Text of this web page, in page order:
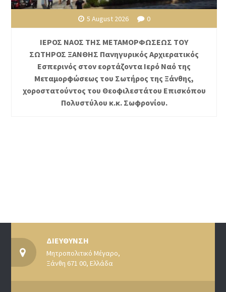
5 August 2026 0
ΙΕΡΟΣ ΝΑΟΣ ΤΗΣ ΜΕΤΑΜΟΡΦΩΣΕΩΣ ΤΟΥ
ΣΩΤΗΡΟΣ ΞΑΝΘΗΣ Πανηγυρικός Αρχιερατικός
Εσπερινός στον εορτάζοντα Ιερό Ναό της
Μεταμορφώσεως του Σωτήρος της Ξάνθης,
χοροστατούντος του Θεοφιλεστάτου Επισκόπου
Πολυστύλου κ.κ. Σωφρονίου.
ΔΙΕΥΘΥΝΣΗ
Μητροπολιτικό Μέγαρο,
Ξάνθη 671 00, Ελλάδα